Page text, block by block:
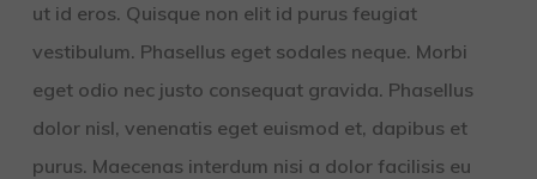
ut id eros. Quisque non elit id purus feugiat
vestibulum. Phasellus eget sodales neque. Morbi
eget odio nec justo consequat gravida. Phasellus
dolor nisl, venenatis eget euismod et, dapibus et
purus. Maecenas interdum nisi a dolor facilisis eu